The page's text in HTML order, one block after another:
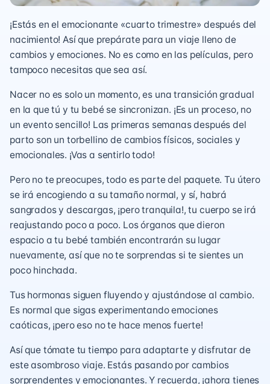
¡Estás en el emocionante «cuarto trimestre» después del
nacimiento! Así que prepárate para un viaje lleno de
cambios y emociones. No es como en las películas, pero
tampoco necesitas que sea así.
Nacer no es solo un momento, es una transición gradual
en la que tú y tu bebé se sincronizan. ¡Es un proceso, no
un evento sencillo! Las primeras semanas después del
parto son un torbellino de cambios físicos, sociales y
emocionales. ¡Vas a sentirlo todo!
Pero no te preocupes, todo es parte del paquete. Tu útero
se irá encogiendo a su tamaño normal, y sí, habrá
sangrados y descargas, ¡pero tranquila!, tu cuerpo se irá
reajustando poco a poco. Los órganos que dieron
espacio a tu bebé también encontrarán su lugar
nuevamente, así que no te sorprendas si te sientes un
poco hinchada.
Tus hormonas siguen fluyendo y ajustándose al cambio.
Es normal que sigas experimentando emociones
caóticas, ¡pero eso no te hace menos fuerte!
Así que tómate tu tiempo para adaptarte y disfrutar de
este asombroso viaje. Estás pasando por cambios
sorprendentes y emocionantes. Y recuerda, ¡ahora tienes